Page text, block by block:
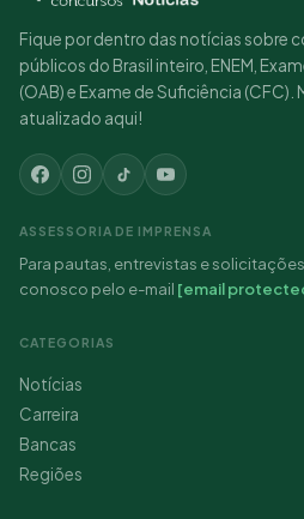
Fique por dentro das notícias sobre
públicos do Brasil inteiro, ENEM,
(OAB) e Exame de Suficiência (CFC).
atualizado aqui!
ASSESSORIA DE IMPRENSA
Para pautas, entrevistas e
conosco pelo e-mail [email
CATEGORIAS
Notícias
Carreira
Bancas
Regiões